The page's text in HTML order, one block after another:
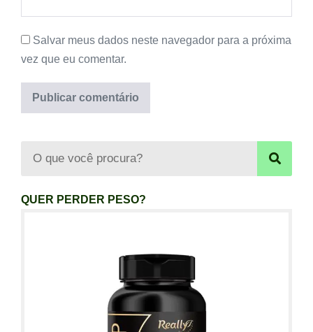
Salvar meus dados neste navegador para a próxima
vez que eu comentar.
QUER PERDER PESO?